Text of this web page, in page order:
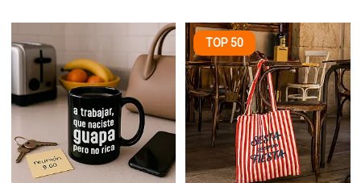
TOP 50